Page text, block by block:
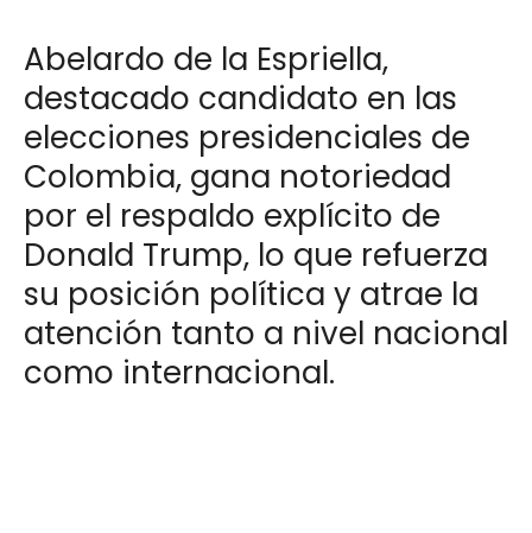
Abelardo de la Espriella,
destacado candidato en las
elecciones presidenciales de
Colombia, gana notoriedad
por el respaldo explícito de
Donald Trump, lo que refuerza
su posición política y atrae la
atención tanto a nivel nacional
como internacional.